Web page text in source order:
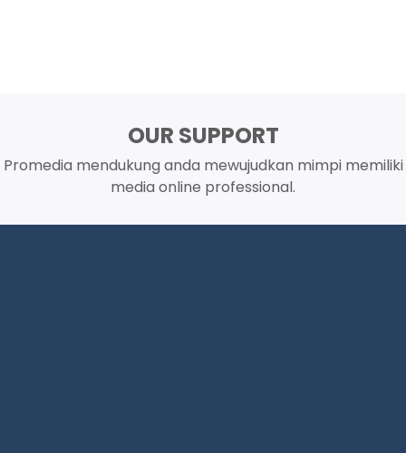
OUR SUPPORT
Promedia mendukung anda mewujudkan mimpi memiliki
media online professional.